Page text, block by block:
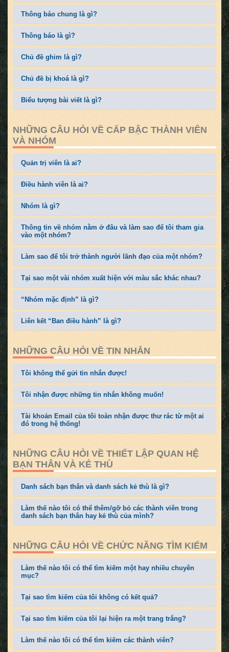
Thông báo chung là gì?
Thông báo là gì?
Chủ đề ghim là gì?
Chủ đề bị khoá là gì?
Biểu tượng bài viết là gì?
NHỮNG CÂU HỎI VỀ CẤP BẬC THÀNH VIÊN
VÀ NHÓM
Quản trị viên là ai?
Điều hành viên là ai?
Nhóm là gì?
Thông tin về nhóm nằm ở đâu và làm sao để tôi tham gia
vào một nhóm?
Làm sao để tôi trở thành người lãnh đạo của một nhóm?
Tại sao một vài nhóm xuất hiện với màu sắc khác nhau?
“Nhóm mặc định” là gì?
Liên kết “Ban điều hành” là gì?
NHỮNG CÂU HỎI VỀ TIN NHẮN
Tôi không thể gửi tin nhắn được!
Tôi nhận được những tin nhắn không muốn!
Tài khoản Email của tôi toàn nhận được thư rác từ một ai
đó trong hệ thống!
NHỮNG CÂU HỎI VỀ THIẾT LẬP QUAN HỆ
BẠN THÂN VÀ KẺ THÙ
Danh sách bạn thân và danh sách kẻ thù là gì?
Làm thế nào tôi có thể thêm/gỡ bỏ các thành viên trong
danh sách bạn thân hay kẻ thù của mình?
NHỮNG CÂU HỎI VỀ CHỨC NĂNG TÌM KIẾM
Làm thế nào tôi có thể tìm kiếm một hay nhiều chuyên
mục?
Tại sao tìm kiếm của tôi không có kết quả?
Tại sao tìm kiếm của tôi lại hiện ra một trang trắng?
Làm thế nào tôi có thể tìm kiếm các thành viên?